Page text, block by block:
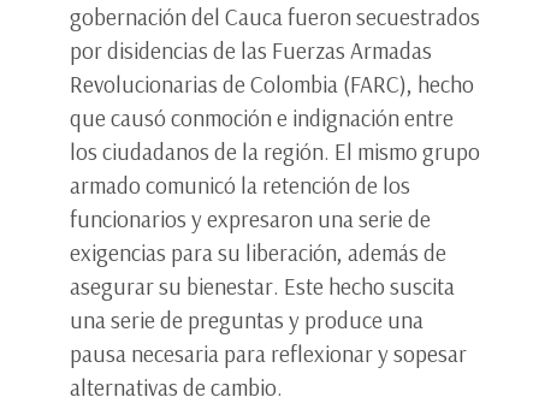
gobernación del Cauca fueron secuestrados
por disidencias de las Fuerzas Armadas
Revolucionarias de Colombia (FARC), hecho
que causó conmoción e indignación entre
los ciudadanos de la región. El mismo grupo
armado comunicó la retención de los
funcionarios y expresaron una serie de
exigencias para su liberación, además de
asegurar su bienestar. Este hecho suscita
una serie de preguntas y produce una
pausa necesaria para reflexionar y sopesar
alternativas de cambio.